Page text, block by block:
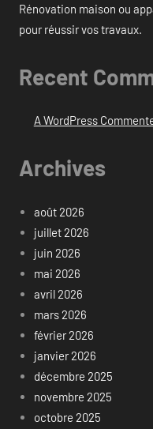
Rénovation maison ou
pour réussir vos travaux.
Recent
A WordPress
Archives
août 2026
juillet 2026
juin 2026
mai 2026
avril 2026
mars 2026
février 2026
janvier 2026
décembre 2025
novembre 2025
octobre 2025